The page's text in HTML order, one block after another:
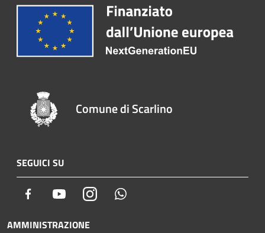
Comune di Scarlino
SEGUICI SU
Facebook YoutubeInstagram
AMMINISTRAZIONE